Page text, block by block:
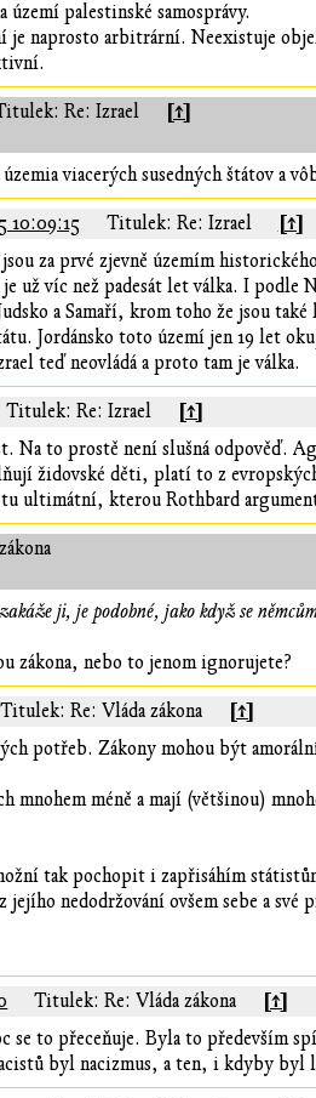
palestinské samosprávy.
je naprosto arbitrární. Neexistuje
Re: Izrael [↑]
viacerých susedných štátov a
10:09:15 Titulek: Re: Izrael [↑]
za prvé zjevně územím
už víc než padesát let válka. I podle
a Samaří, krom toho že jsou
Jordánsko toto území jen 19 let
teď neovládá a proto tam je válka.
Titulek: Re: Izrael [↑]
Na to prostě není slušná odpověď.
židovské děti, platí to z
ultimátní, kterou Rothbard
ji, je podobné, jako když se
zákona, nebo to jenom ignorujete?
Titulek: Re: Vláda zákona [↑]
potřeb. Zákony mohou být
mnohem méně a mají (většinou)
tak pochopit i zapřisáhím
nedodržování ovšem sebe a
Titulek: Re: Vláda zákona [↑]
se to přeceňuje. Byla to především
byl nacizmus, a ten, i kdyby byl